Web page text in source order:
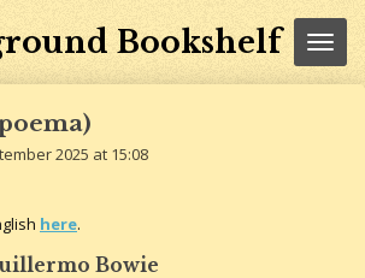
Bookshelf
2025 at 15:08
here.
Bowie